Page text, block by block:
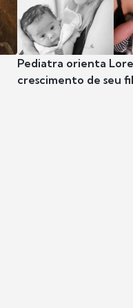
Pediatra orienta
crescimento de seu